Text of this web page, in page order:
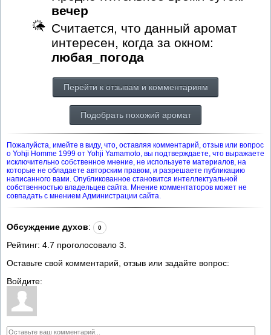
вечер
Считается, что данный аромат
интересен, когда за окном:
любая_погода
Перейти к отзывам и комментариям
Подобрать похожий аромат
Пожалуйста, имейте в виду, что, оставляя комментарий, отзыв или вопрос
о Yohji Homme 1999 от Yohji Yamamoto, вы подтверждаете, что выражаете
исключительно собственное мнение, не используете материалов, на
которые не обладаете авторским правом, и разрешаете публикацию
написанного вами. Опубликованное становится интеллектуальной
собственностью владельцев сайта. Мнение комментаторов может не
совпадать с мнением Администрации сайта.
Обсуждение духов: 0
Рейтинг: 4.7 проголосовало 3
Оставьте свой комментарий, отзыв или задайте вопрос:
Войдите: